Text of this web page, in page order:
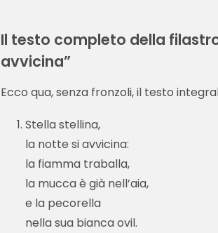
Il testo completo della
avvicina”
Ecco qua, senza fronzoli, il testo
Stella stellina,
la notte si avvicina:
la fiamma traballa,
la mucca è già nell’aia,
e la pecorella
nella sua bianca ovil.